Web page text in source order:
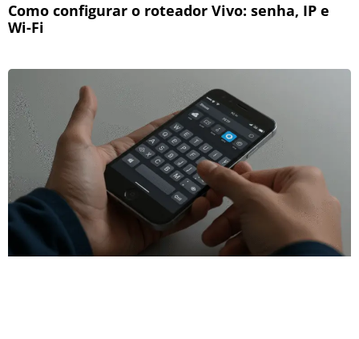
Como configurar o roteador Vivo: senha, IP e
Wi-Fi